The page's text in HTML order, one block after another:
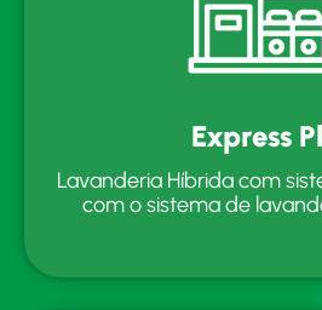
Express
Lavanderia Híbrida com
com o sistema de